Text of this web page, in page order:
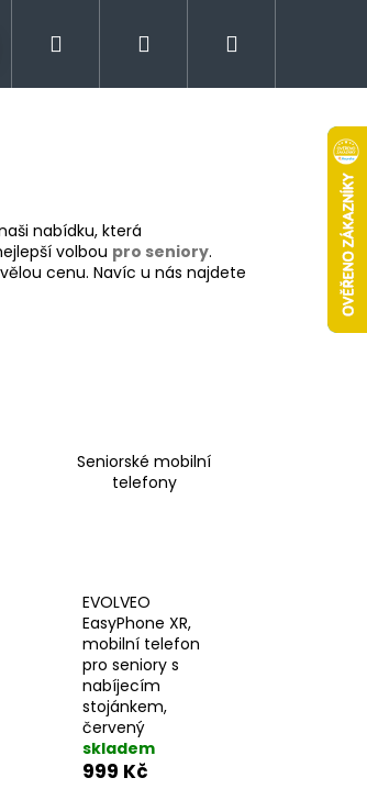
Přihlášení
nabídku, která
volbou pro seniory.
cenu. Navíc u nás najdete
Seniorské mobilní
telefony
EVOLVEO
EasyPhone XR,
mobilní telefon
pro seniory s
nabíjecím
stojánkem,
červený
skladem
999 Kč